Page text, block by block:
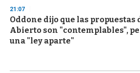
21:07
Oddone dijo que las propuestas
Abierto son "contemplables",
una "ley aparte"